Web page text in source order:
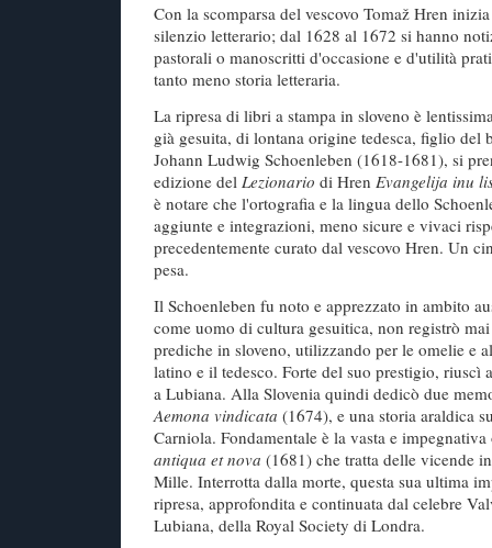
Con la scomparsa del vescovo Tomaž Hren
silenzio letterario; dal 1628 al 1672 si hanno
pastorali o manoscritti d'occasione e d'utilità
tanto meno storia letteraria.
La ripresa di libri a stampa in sloveno è
già gesuita, di lontana origine tedesca, figlio del
Johann Ludwig Schoenleben (1618-1681), si
edizione del Lezionario di Hren Evangelija inu
è notare che l'ortografia e la lingua dello
aggiunte e integrazioni, meno sicure e vivaci
precedentemente curato dal vescovo Hren. Un
pesa.
Il Schoenleben fu noto e apprezzato in ambito
come uomo di cultura gesuitica, non registrò
prediche in sloveno, utilizzando per le omelie e
latino e il tedesco. Forte del suo prestigio, riuscì
a Lubiana. Alla Slovenia quindi dedicò due
Aemona vindicata (1674), e una storia araldica
Carniola. Fondamentale è la vasta e
antiqua et nova (1681) che tratta delle vicende
Mille. Interrotta dalla morte, questa sua ultima
ripresa, approfondita e continuata dal celebre
Lubiana, della Royal Society di Londra.